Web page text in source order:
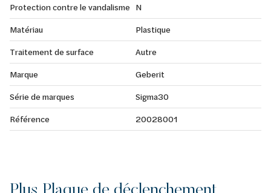
Protection contre le vandalisme N
Matériau
Plastique
Traitement de surface
Autre
Marque
Geberit
Série de marques
Sigma30
Référence
20028001